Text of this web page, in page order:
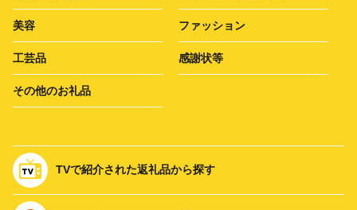
美容 ファッション
工芸品 感謝状等
その他のお礼品
TVで紹介された返礼品から探す